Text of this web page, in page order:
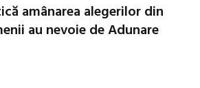
amânarea alegerilor din
au nevoie de Adunare